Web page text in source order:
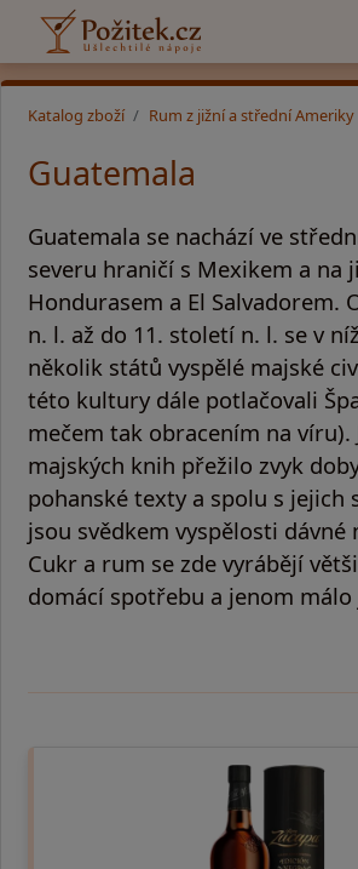
Katalog zboží Rum z jižní a střední Ameriky
Guatemala
Guatemala se nachází ve
severu hraničí s Mexikem a na
Hondurasem a El Salvadorem.
n. l. až do 11. století n. l. se v
několik států vyspělé majské
této kultury dále potlačovali
mečem tak obracením na víru).
majských knih přežilo zvyk
pohanské texty a spolu s jejich
jsou svědkem vyspělosti dávné
Cukr a rum se zde vyrábějí
domácí spotřebu a jenom